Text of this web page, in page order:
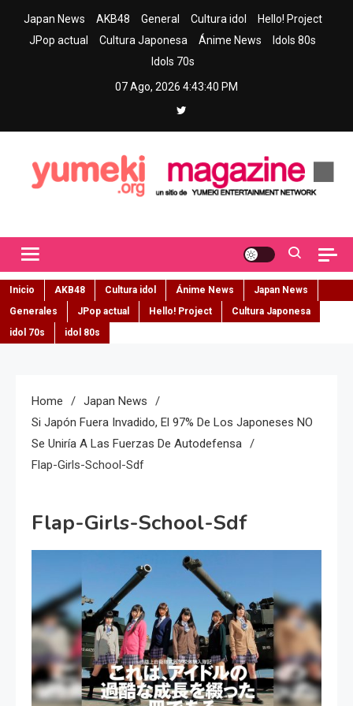
Japan News AKB48 General Cultura idol
Hello! Project
JPop actual
Cultura Japonesa Ánime News
Idols 80s
Idols 70s
07 Ago, 2026 4:43:41 PM
Inicio AKB48 Cultura idol Ánime News
Japan News
Generales
JPop actual Hello! Project
Cultura Japonesa
idol 70s
idol 80s
Home
Japan News
Si Japón Fuera Invadido, El 97% De Los Japoneses NO
Se Uniría A Las Fuerzas De Autodefensa
Flap-Girls-School-Sdf
Flap-Girls-School-Sdf